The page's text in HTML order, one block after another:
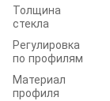
Толщина
стекла
Регулировка
по профилям
Материал
профиля